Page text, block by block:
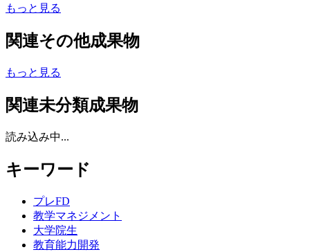
もっと見る
関連その他成果物
もっと見る
関連未分類成果物
読み込み中...
キーワード
プレFD
教学マネジメント
大学院生
教育能力開発